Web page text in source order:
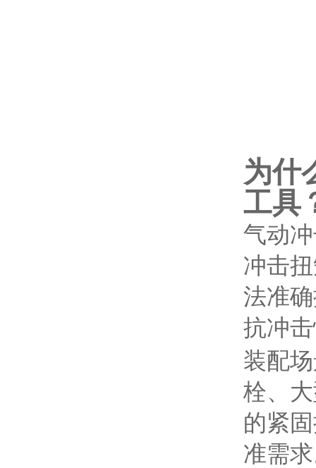
为什
工具
气动
冲击
法准
抗冲
装配
栓、
的紧
准需